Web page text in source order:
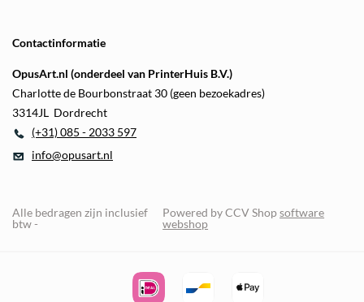
Contactinformatie
OpusArt.nl (onderdeel van PrinterHuis B.V.)
Charlotte de Bourbonstraat 30 (geen bezoekadres)
3314JL Dordrecht
(+31) 085 - 2033 597
info@opusart.nl
Alle bedragen zijn inclusief
btw -
Powered by CCV Shopsoftware
webshop